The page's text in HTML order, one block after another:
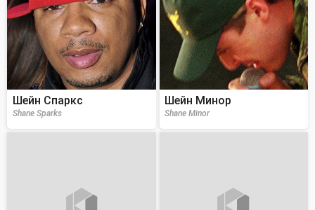
Шейн Спаркс
Shane Sparks
Шейн Минор
Shane Minor